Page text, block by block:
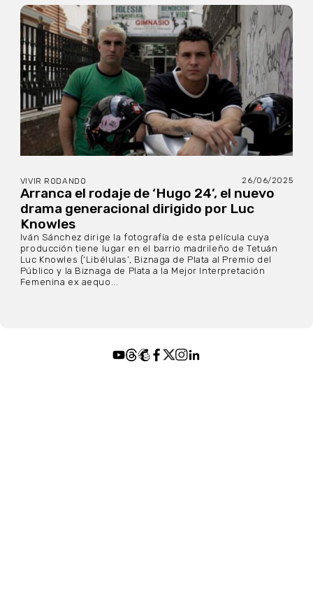
VIVIR RODANDO 26/06/2025
Arranca el rodaje de ‘Hugo 24’, el nuevo
drama generacional dirigido por Luc
Knowles
Iván Sánchez dirige la fotografía de esta película cuya
producción tiene lugar en el barrio madrileño de Tetuán
Luc Knowles (‘Libélulas’, Biznaga de Plata al Premio del
Público y la Biznaga de Plata a la Mejor Interpretación
Femenina ex aequo...